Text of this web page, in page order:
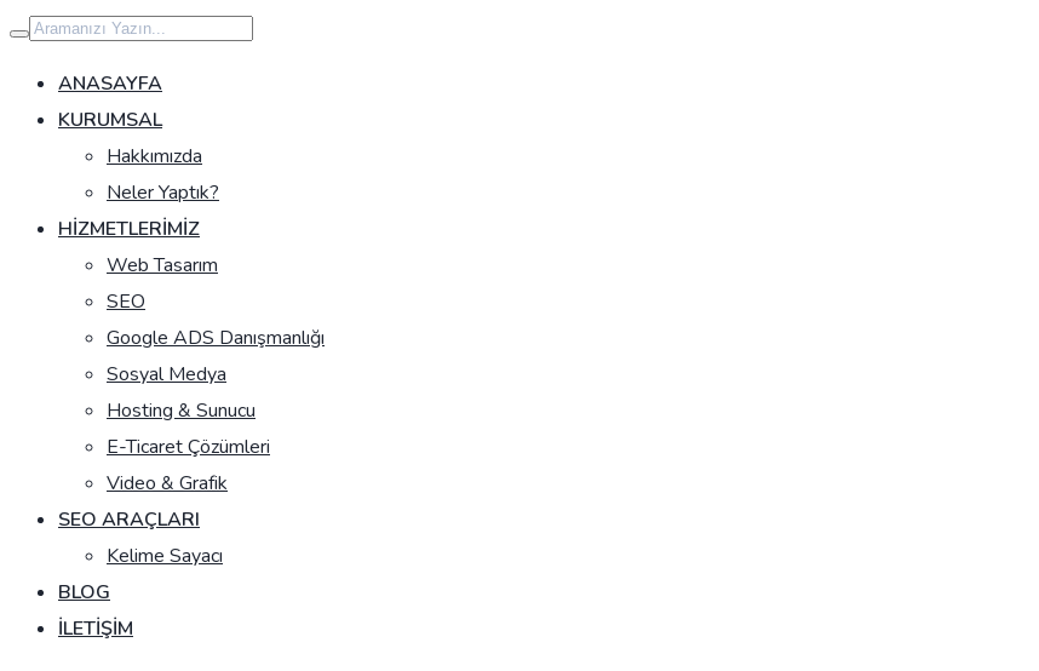
İçeriğe
geç
ANASAYFA
KURUMSAL
Hakkımızda
Neler Yaptık?
HIZMETLERIMIZ
Web Tasarım
SEO
Google ADS Danışmanlığı
Sosyal Medya
Hosting & Sunucu
E-Ticaret Çözümleri
Video & Grafik
SEO ARAÇLARI
Kelime Sayacı
BLOG
İLETIŞIM